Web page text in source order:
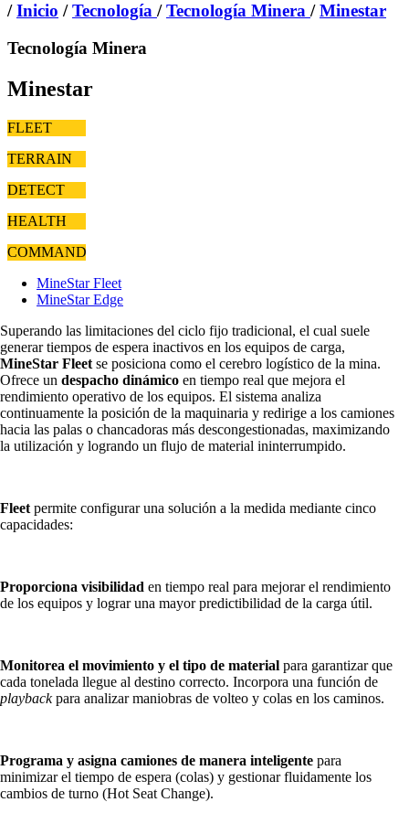
/Inicio /Tecnología /Tecnología Minera /Minestar
Tecnología Minera
Minestar
FLEET
TERRAIN
DETECT
HEALTH
COMMAND
MineStar Fleet
MineStar Edge
Superando las limitaciones del ciclo fijo tradicional, el cual suele
generar tiempos de espera inactivos en los equipos de carga,
MineStar Fleet se posiciona como el cerebro logístico de la mina.
Ofrece un despacho dinámico en tiempo real que mejora el
rendimiento operativo de los equipos. El sistema analiza
continuamente la posición de la maquinaria y redirige a los camiones
hacia las palas o chancadoras más descongestionadas, maximizando
la utilización y logrando un flujo de material ininterrumpido.
Fleet permite configurar una solución a la medida mediante cinco
capacidades:
Proporciona visibilidad en tiempo real para mejorar el rendimiento
de los equipos y lograr una mayor predictibilidad de la carga útil.
Monitorea el movimiento y el tipo de material para garantizar que
cada tonelada llegue al destino correcto. Incorpora una función de
playbackpara analizar maniobras de volteo y colas en los caminos.
Programa y asigna camiones de manera inteligente para
minimizar el tiempo de espera (colas) y gestionar fluidamente los
cambios de turno (Hot Seat Change).